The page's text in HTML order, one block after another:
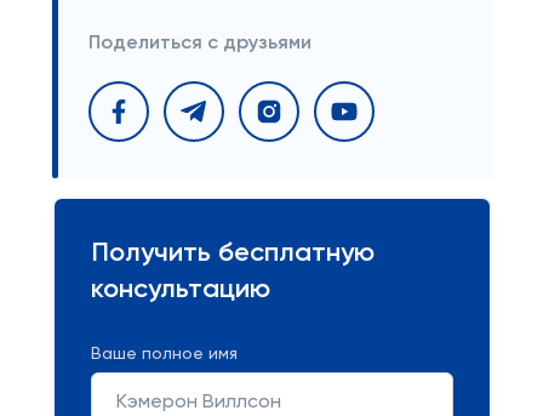
Поделиться с друзьями
Получить бесплатную
консультацию
Ваше полное имя